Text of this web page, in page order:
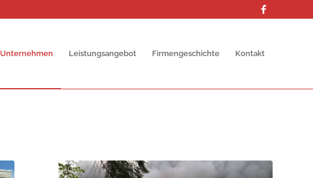
Unternehmen Leistungsangebot Firmengeschichte Kontakt